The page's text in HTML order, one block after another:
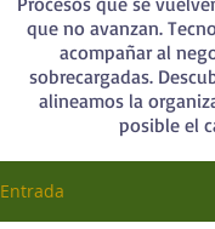
que no avanzan.
acompañar al
sobrecargadas.
alineamos la
posible el
Entrada